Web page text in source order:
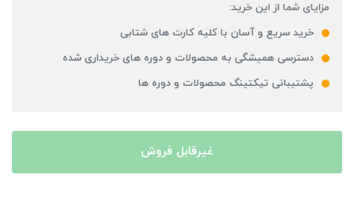
مزایای شما از این خرید:
خرید سریع و آسان با کلیه کارت های شتابی
دسترسی همیشگی به محصولات و دوره های خریداری شده
پشتیبانی تیکتینگ محصولات و دوره ها
غیرقابل فروش